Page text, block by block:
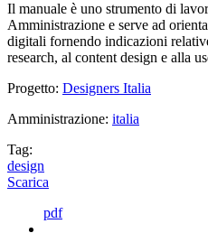
Il manuale è uno strumento di
Amministrazione e serve ad
digitali fornendo indicazioni
research, al content design e alla
Progetto: Designers Italia
Amministrazione: italia
Tag:
design
Scarica
pdf